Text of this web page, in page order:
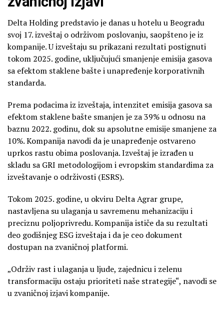
Delta Holding predstavio je danas u hotelu u Beogradu
svoj 17. izveštaj o održivom poslovanju, saopšteno je iz
kompanije. U izveštaju su prikazani rezultati postignuti
tokom 2025. godine, uključujući smanjenje emisija gasova
sa efektom staklene bašte i unapređenje korporativnih
standarda.
Prema podacima iz izveštaja, intenzitet emisija gasova sa
efektom staklene bašte smanjen je za 39% u odnosu na
baznu 2022. godinu, dok su apsolutne emisije smanjene za
10%. Kompanija navodi da je unapređenje ostvareno
uprkos rastu obima poslovanja. Izveštaj je izrađen u
skladu sa GRI metodologijom i evropskim standardima za
izveštavanje o održivosti (ESRS).
Tokom 2025. godine, u okviru Delta Agrar grupe,
nastavljena su ulaganja u savremenu mehanizaciju i
preciznu poljoprivredu. Kompanija ističe da su rezultati
deo godišnjeg ESG izveštaja i da je ceo dokument
dostupan na zvaničnoj platformi.
„Održiv rast i ulaganja u ljude, zajednicu i zelenu
transformaciju ostaju prioriteti naše strategije“, navodi se
u zvaničnoj izjavi kompanije.